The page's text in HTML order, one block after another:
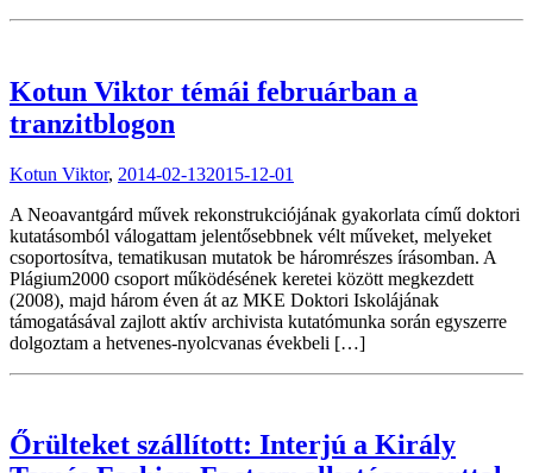
Kotun Viktor témái februárban a
tranzitblogon
Kotun Viktor, 2014-02-132015-12-01
A Neoavantgárd művek rekonstrukciójának gyakorlata című doktori
kutatásomból válogattam jelentősebbnek vélt műveket, melyeket
csoportosítva, tematikusan mutatok be háromrészes írásomban. A
Plágium2000 csoport működésének keretei között megkezdett
(2008), majd három éven át az MKE Doktori Iskolájának
támogatásával zajlott aktív archivista kutatómunka során egyszerre
dolgoztam a hetvenes-nyolcvanas évekbeli […]
Őrülteket szállított: Interjú a Király